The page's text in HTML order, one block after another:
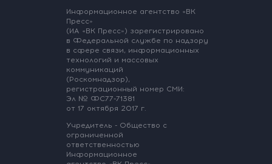
Информационное агентство «ВК
Пресс»
(ИА «ВК Пресс») зарегистрировано
в Федеральной службе по надзору
в сфере связи, информационных
технологий и массовых
коммуникаций
(Роскомнадзор),
регистрационный номер СМИ:
Эл № ФС77-71381
от 17 октября 2017 г.
Учредитель - Общество с
ограниченной
ответственностью
Информационное